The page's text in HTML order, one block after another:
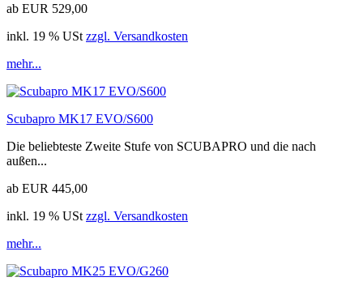
ab EUR 529,00
inkl. 19 % USt zzgl. Versandkosten
mehr...
Scubapro MK17 EVO/S600
Die beliebteste Zweite Stufe von SCUBAPRO und die nach
außen...
ab EUR 445,00
inkl. 19 % USt zzgl. Versandkosten
mehr...